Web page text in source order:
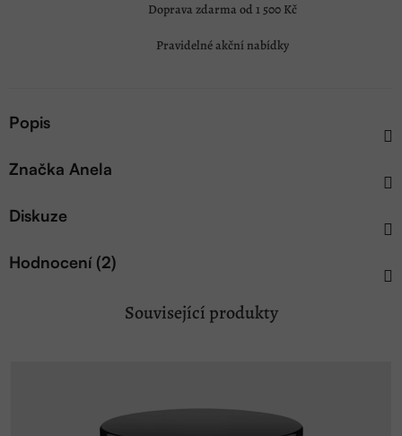
Doprava zdarma od 1 500 Kč
Pravidelné akční nabídky
Popis
Značka Anela
Diskuze
Hodnocení (2)
Související produkty